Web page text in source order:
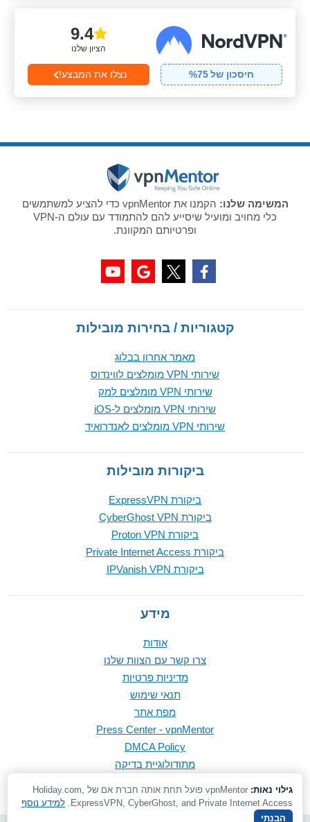
הציון שלנו
9.4
חיסכון של75
% נצלו את המבצע!
המשימה שלנו:
הקמנו את vpnMentor כדי להציע למשתמשים
כלי מחויב ומועיל שיסייע להם להתמודד עם עולם ה-VPN
ופרטיותם המקוונת.
קטגוריות / בחירות מובילות
מאמר אחרון בבלוג
שירותי VPN מומלצים לווינדוס
שירותי VPN מומלצים למק
שירותי VPN מומלצים ל-iOS
שירותי VPN מומלצים לאנדרואיד
ביקורות מובילות
ביקורת ExpressVPN
ביקורת CyberGhost VPN
ביקורת Proton VPN
ביקורת Private Internet Access
ביקורת IPVanish VPN
מידע
אודות
צרו קשר עם הצוות שלנו
מדיניות פרטיות
תנאי שימוש
מפת אתר
Press Center - vpnMentor
DMCA Policy
מתודולוגיית בדיקה
גילוי נאות:
vpnMentor פועל תחת אותה חברת אם של Holiday.com,
ExpressVPN, CyberGhost, and Private Internet Access.
למידע נוסף
הבנתי